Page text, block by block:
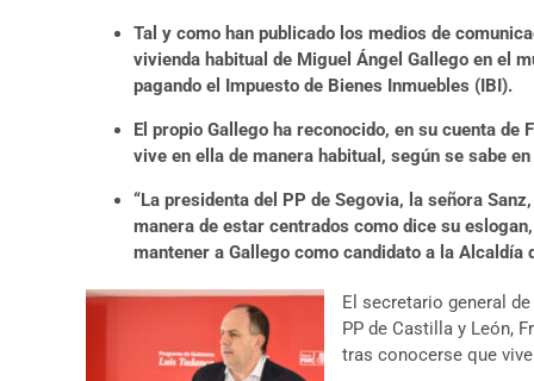
Tal y como han publicado los medios de
vivienda habitual de Miguel Ángel Gallego en el
pagando el Impuesto de Bienes Inmuebles (IBI).
El propio Gallego ha reconocido, en su cuenta
vive en ella de manera habitual, según se sabe
“La presidenta del PP de Segovia, la señora
manera de estar centrados como dice su
mantener a Gallego como candidato a la Alcaldía
El secretario general
PP de Castilla y León,
tras conocerse que